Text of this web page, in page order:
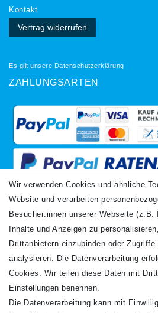
Kontakt
Vertrag widerrufen
Es gilt unsere Datenschutzerklärung
ZAHLUNGSARTEN
VERSANDARTEN
Wir verwenden Cookies und ähnliche
Website und verarbeiten
Besucher:innen unserer Webseite
Inhalte und Anzeigen zu
Drittanbietern einzubinden oder
analysieren. Die Datenverarbeitung
Cookies. Wir teilen diese Daten mit
Einstellungen benennen.
Die Datenverarbeitung kann mit